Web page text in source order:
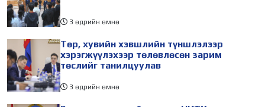
3 өдрийн өмнө
Төр, хувийн хэвшлийн түншлэлээр
хэрэгжүүлэхээр төлөвлөсөн зарим
төслийг танилцуулав
3 өдрийн өмнө